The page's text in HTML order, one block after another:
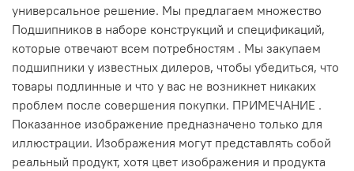
универсальное решение. Мы предлагаем множество
Подшипников в наборе конструкций и спецификаций,
которые отвечают всем потребностям . Мы закупаем
подшипники у известных дилеров, чтобы убедиться, что
товары подлинные и что у вас не возникнет никаких
проблем после совершения покупки. ПРИМЕЧАНИЕ .
Показанное изображение предназначено только для
иллюстрации. Изображения могут представлять собой
реальный продукт, хотя цвет изображения и продукта